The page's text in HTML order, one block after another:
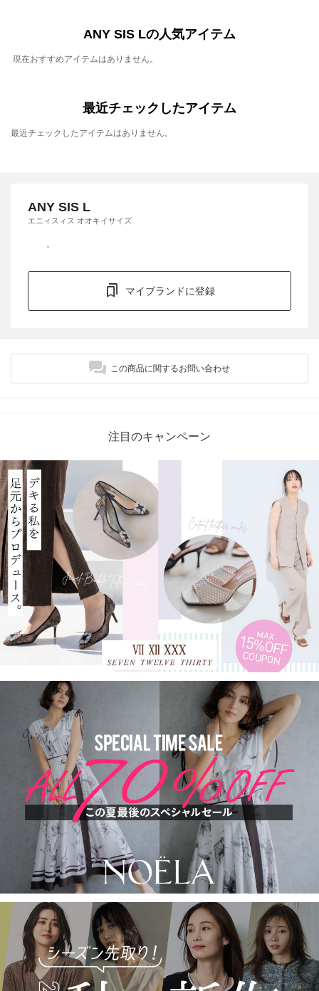
ANY SIS Lの人気アイテム
現在おすすめアイテムはありません。
最近チェックしたアイテム
最近チェックしたアイテムはありません。
ANY SIS L
エニィスィス オオキイサイズ
マイブランドに登録
この商品に関するお問い合わせ
注目のキャンペーン